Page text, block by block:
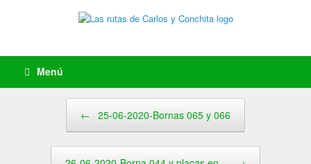
Menú
← 25-06-2020-Bornas 065 y 066